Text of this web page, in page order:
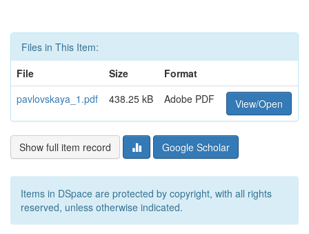
Files in This Item:
File
Size
Format
pavlovskaya_1.pdf
438.25 kB Adobe PDF View/Open
Show full item record Google Scholar
Items in DSpace are protected by copyright, with all rights
reserved, unless otherwise indicated.